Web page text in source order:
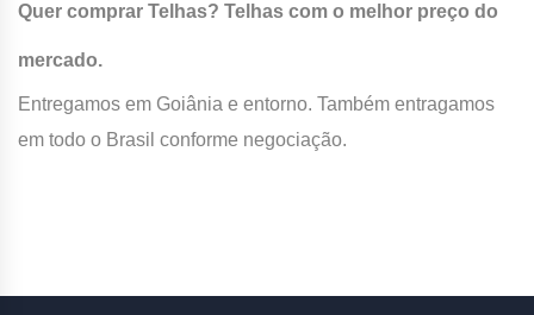
Quer comprar Telhas? Telhas com o melhor preço do
mercado.
Entregamos em Goiânia e entorno. Também entragamos
em todo o Brasil conforme negociação.